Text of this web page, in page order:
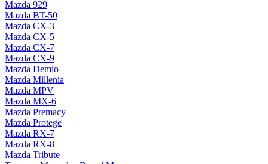
Mazda 929
Mazda BT-50
Mazda CX-3
Mazda CX-5
Mazda CX-7
Mazda CX-9
Mazda Demio
Mazda Millenia
Mazda MPV
Mazda MX-6
Mazda Premacy
Mazda Protege
Mazda RX-7
Mazda RX-8
Mazda Tribute